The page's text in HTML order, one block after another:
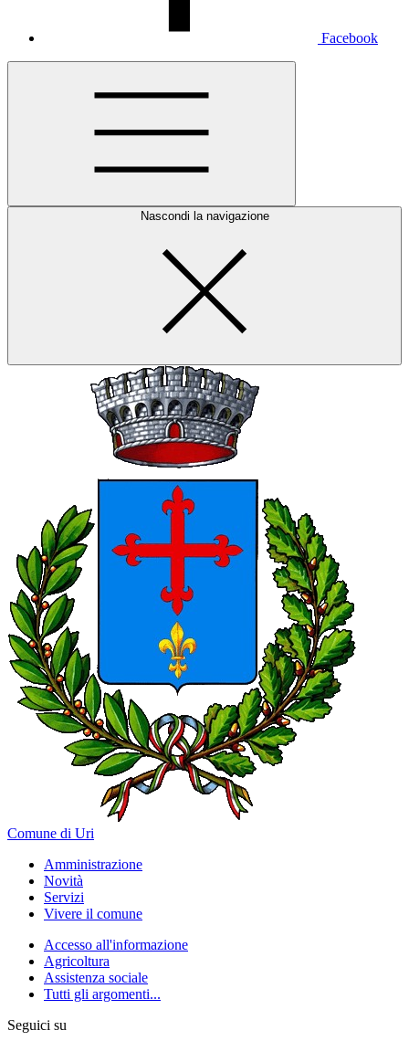
Facebook
Nascondi la navigazione
Comune di Uri
Amministrazione
Novità
Servizi
Vivere il comune
Accesso all'informazione
Agricoltura
Assistenza sociale
Tutti gli argomenti...
Seguici su